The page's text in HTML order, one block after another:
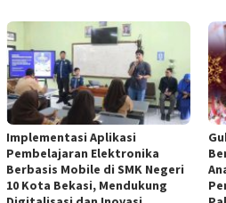
Implementasi Aplikasi
Pembelajaran Elektronika
Berbasis Mobile di SMK Negeri
10 Kota Bekasi, Mendukung